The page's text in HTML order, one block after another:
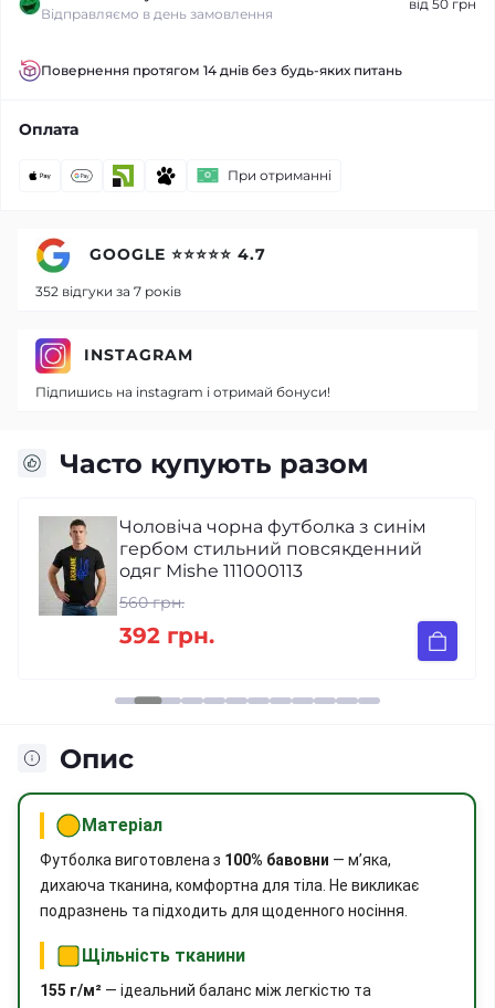
Відправляємо в день замовлення
від 50 грн
Повернення протягом 14 днів без будь-яких питань
Оплата
При отриманні
Часто купують разом
Чоловіча чорна футболка з синім
гербом стильний повсякденний
одяг Mishe 111000113
560 грн.
392 грн.
Опис
Матеріал
Футболка виготовлена з 100% бавовни — м’яка,
дихаюча тканина, комфортна для тіла. Не викликає
подразнень та підходить для щоденного носіння.
Щільність тканини
155 г/м² — ідеальний баланс між легкістю та
GOOGLE ⭐⭐⭐⭐⭐ 4.7
352 відгуки за 7 років
INSTAGRAM
Підпишись на instagram і отримай бонуси!